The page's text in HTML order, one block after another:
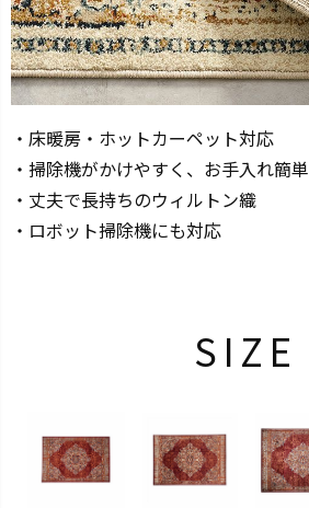
・床暖房・ホットカーペット対応
・掃除機がかけやすく、お手入れ簡単
・丈夫で長持ちのウィルトン織
・ロボット掃除機にも対応
SIZE